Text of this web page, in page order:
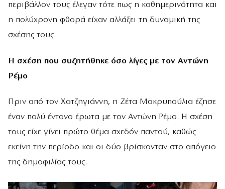
περιβάλλον τους έλεγαν τότε πως η καθημερινότητα και
η πολύχρονη φθορά είχαν αλλάξει τη δυναμική της
σχέσης τους.
Η σχέση που συζητήθηκε όσο λίγες με τον Αντώνη
Ρέμο
Πριν από τον Χατζηγιάννη, η Ζέτα Μακρυπούλια έζησε
έναν πολύ έντονο έρωτα με τον Αντώνη Ρέμο. Η σχέση
τους είχε γίνει πρώτο θέμα σχεδόν παντού, καθώς
εκείνη την περίοδο και οι δύο βρίσκονταν στο απόγειο
της δημοφιλίας τους.